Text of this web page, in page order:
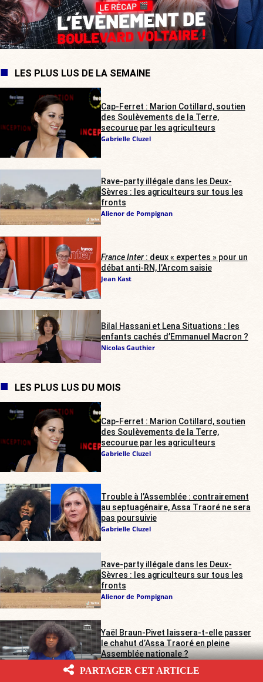
LES PLUS LUS DE LA SEMAINE
Cap-Ferret : Marion Cotillard, soutien
des Soulèvements de la Terre,
secourue par les agriculteurs
Gabrielle Cluzel
Rave-party illégale dans les Deux-
Sèvres : les agriculteurs sur tous les
fronts
Alienor de Pompignan
France Inter: deux « expertes » pour un
débat anti-RN, l’Arcom saisie
Jean Kast
Bilal Hassani et Lena Situations : les
enfants cachés d’Emmanuel Macron ?
Nicolas Gauthier
LES PLUS LUS DU MOIS
Cap-Ferret : Marion Cotillard, soutien
des Soulèvements de la Terre,
secourue par les agriculteurs
Gabrielle Cluzel
Trouble à l’Assemblée : contrairement
au septuagénaire, Assa Traoré ne sera
pas poursuivie
Gabrielle Cluzel
Rave-party illégale dans les Deux-
Sèvres : les agriculteurs sur tous les
fronts
Alienor de Pompignan
Yaël Braun-Pivet laissera-t-elle passer
le chahut d’Assa Traoré en pleine
Assemblée nationale ?
PARTAGER CET ARTICLE